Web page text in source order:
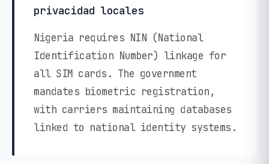
privacidad locales
Nigeria requires NIN (National
Identification Number) linkage for
all SIM cards. The government
mandates biometric registration,
with carriers maintaining databases
linked to national identity systems.